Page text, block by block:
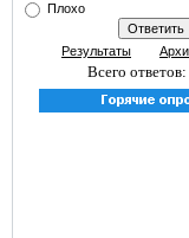
Плохо
Результаты
Всего ответов: